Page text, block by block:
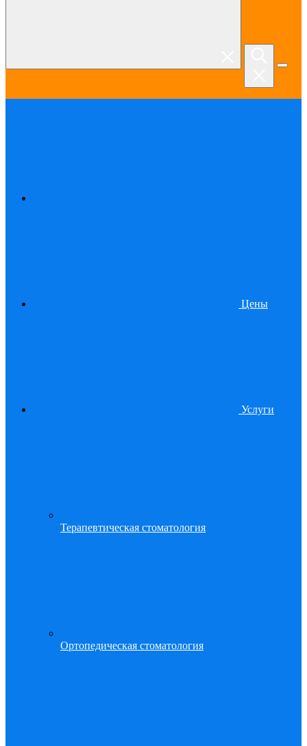
Цены
Услуги
Терапевтическая стоматология
Ортопедическая стоматология